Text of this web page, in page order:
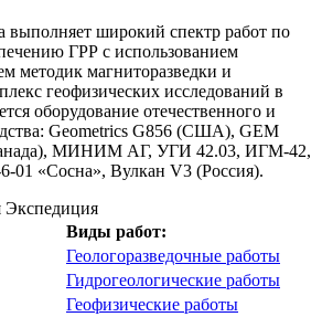
выполняет широкий спектр работ по
ГРР с использованием
методик магниторазведки и
геофизических исследований в
оборудование отечественного и
Geometrics G856 (США), GEM
МИНИМ АГ, УГИ 42.03, ИГМ-42,
«Сосна», Вулкан V3 (Россия).
Экспедиция
Виды работ:
Геологоразведочные работы
Гидрогеологические работы
Геофизические работы